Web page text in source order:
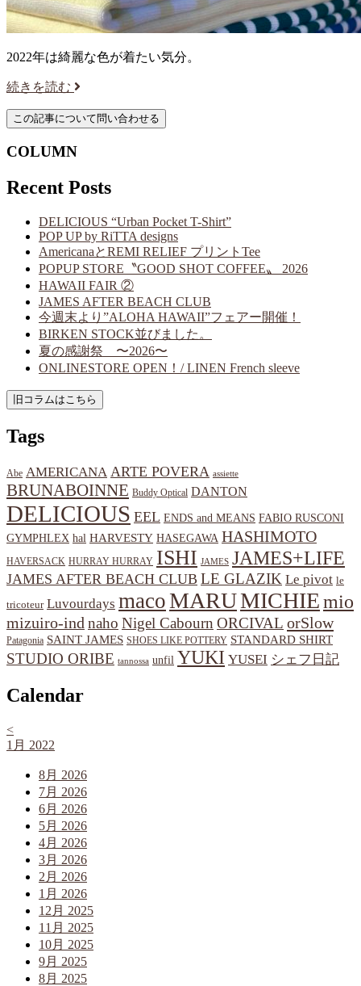
2022年は綺麗な色が着たい気分。
続きを読む
COLUMN
Recent Posts
DELICIOUS “Urban Pocket T-Shirt”
POP UP by RiTTA designs
AmericanaとREMI RELIEF プリントTee
POPUP STORE〝GOOD SHOT COFFEE〟 2026
HAWAII FAIR ②
JAMES AFTER BEACH CLUB
今週末より”ALOHA HAWAII”フェアー開催！
BIRKEN STOCK並びました。
夏の感謝祭 〜2026〜
ONLINESTORE OPEN！/ LINEN French sleeve
Tags
Abe AMERICANA ARTE POVERA assiette
BRUNABOINNE Buddy Optical DANTON
DELICIOUS EEL ENDS and MEANS FABIO RUSCONI
GYMPHLEX hal HARVESTY HASEGAWA HASHIMOTO
HAVERSACK HURRAY HURRAY ISHI JAMES JAMES+LIFE
JAMES AFTER BEACH CLUB LE GLAZIK Le pivot le
tricoteur Luvourdays macoMARUMICHIEmio
mizuiro-ind naho Nigel Cabourn ORCIVAL orSlow
Patagonia SAINT JAMES SHOES LIKE POTTERY STANDARD SHIRT
STUDIO ORIBE tannossa unfil YUKI YUSEI シェフ日記
Calendar
<
1月 2022
8月 2026
7月 2026
6月 2026
5月 2026
4月 2026
3月 2026
2月 2026
1月 2026
12月 2025
11月 2025
10月 2025
9月 2025
8月 2025